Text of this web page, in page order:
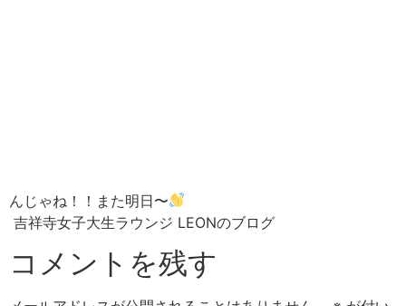
んじゃね！！また明日〜
吉祥寺女子大生ラウンジ LEONのブログ
コメントを残す